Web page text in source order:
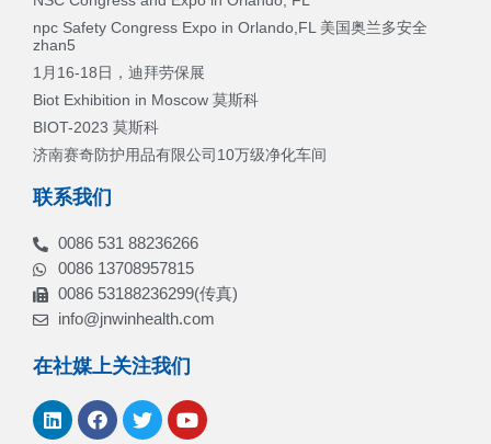
npc Safety Congress Expo in Orlando,FL 美国奥兰多安全
zhan5
1月16-18日，迪拜劳保展
Biot Exhibition in Moscow 莫斯科
BIOT-2023 莫斯科
济南赛奇防护用品有限公司10万级净化车间
联系我们
0086 531 88236266
0086 13708957815
0086 53188236299(传真)
info@jnwinhealth.com
在社媒上关注我们